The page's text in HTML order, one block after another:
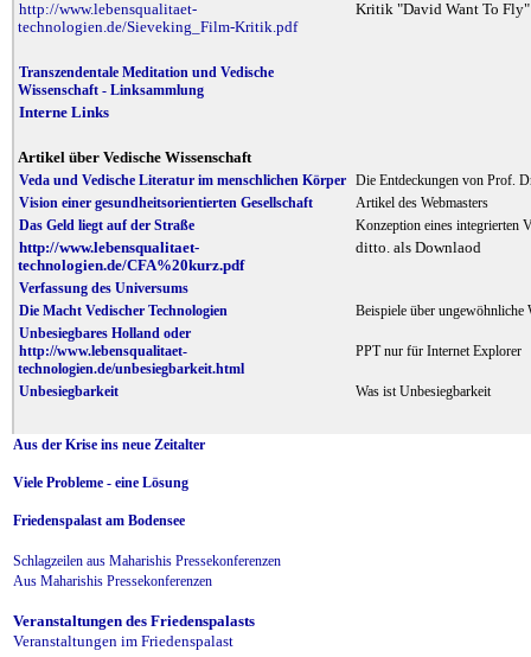
http://www.lebensqualitaet-
technologien.de/Sieveking_Film-Kritik.pdf
Kritik "David Want To Fly"
Transzendentale Meditation und Vedische
Wissenschaft - Linksammlung
Interne Links
Artikel über Vedische Wissenschaft
Veda und Vedische Literatur im menschlichen Körper Die Entdeckungen von Prof.
Vision einer gesundheitsorientierten Gesellschaft
Artikel des Webmasters
Das Geld liegt auf der Straße
Konzeption eines integrierten
http://www.lebensqualitaet-
technologien.de/CFA%20kurz.pdf
ditto. als Downlaod
Verfassung des Universums
Die Macht Vedischer Technologien
Beispiele über ungewöhnliche
Unbesiegbares Holland oder
http://www.lebensqualitaet-
technologien.de/unbesiegbarkeit.html
PPT nur für Internet Explorer
Unbesiegbarkeit Was ist Unbesiegbarkeit
Aus der Krise ins neue Zeitalter
Viele Probleme - eine Lösung
Friedenspalast am Bodensee
Schlagzeilen aus Maharishis Pressekonferenzen
Aus Maharishis Pressekonferenzen
Veranstaltungen des Friedenspalasts
Veranstaltungen im Friedenspalast